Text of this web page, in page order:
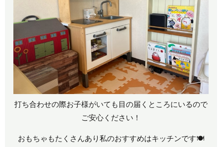
打ち合わせの際お子様がいても目の届くところにいるので
ご安心ください！
おもちゃもたくさんあり私のおすすめはキッチンです🍽